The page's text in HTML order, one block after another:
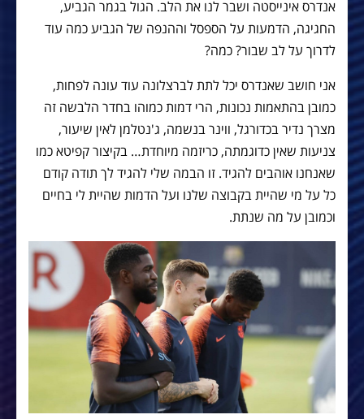
אנדרס אינייסטה ושבר לנו את הלב. הגול בגמר הגביע,
החגיגה, הדמעות על הספסל וההנפה של הגביע כמה עוד
לדרוך על לב שבור? כמה?
אני חושב שאנדרס יכל לתת לברצלונה עוד עונה לפחות,
כמובן בהתאמות נכונות, הרי דמות כמוהו בחדר הלבשה זה
מצרך נדיר בכדורגל, ווינר בנשמה, ג'נטלמן לאין שיעור,
צניעות שאין כדוגמתה, כריזמה מיוחדת… בקיצור קפיטא כמו
שאנחנו אוהבים להגיד. זו הבמה שלי להגיד לך תודה קודם
כל על מי שהיית בקבוצה שלנו ועל הדמות שהיית לי בחיים
וכמובן על מה שנתת.